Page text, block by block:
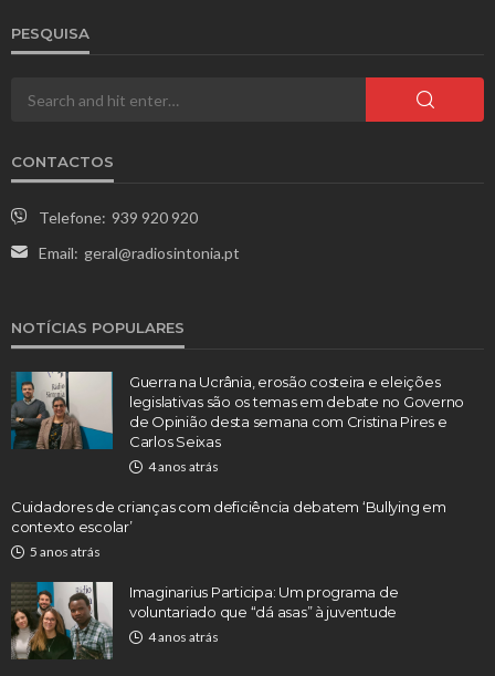
PESQUISA
CONTACTOS
Telefone: 939 920 920
Email: geral@radiosintonia.pt
NOTÍCIAS POPULARES
Guerra na Ucrânia, erosão costeira e eleições
legislativas são os temas em debate no Governo
de Opinião desta semana com Cristina Pires e
Carlos Seixas
4 anos atrás
Cuidadores de crianças com deficiência debatem ‘Bullying em
contexto escolar’
5 anos atrás
Imaginarius Participa: Um programa de
voluntariado que “dá asas” à juventude
4 anos atrás